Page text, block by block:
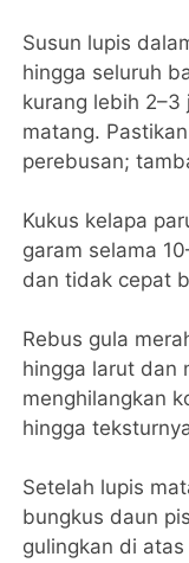
Susun lupis
hingga seluruh
kurang lebih
matang.
perebusan;
Kukus kelapa
garam selama
dan tidak cepat
Rebus gula
hingga larut dan
menghilangkan
hingga
Setelah lupis
bungkus daun
gulingkan di